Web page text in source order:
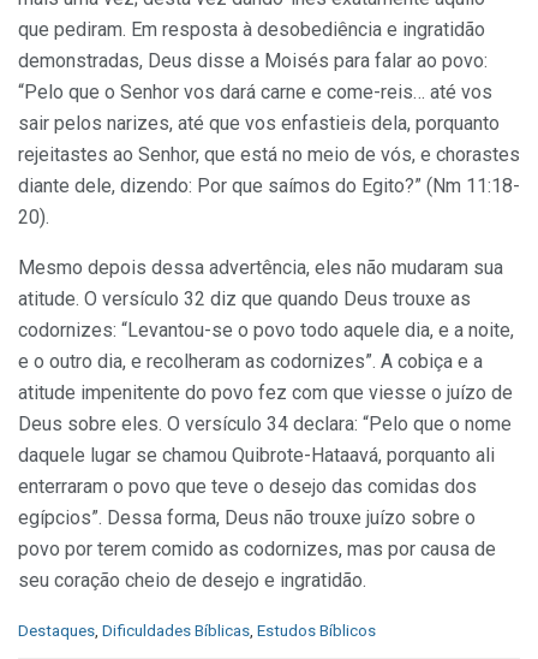
que pediram. Em resposta à desobediência e ingratidão
demonstradas, Deus disse a Moisés para falar ao povo:
“Pelo que o Senhor vos dará carne e come-reis… até vos
sair pelos narizes, até que vos enfastieis dela, porquanto
rejeitastes ao Senhor, que está no meio de vós, e chorastes
diante dele, dizendo: Por que saímos do Egito?” (Nm 11:18-
20).
Mesmo depois dessa advertência, eles não mudaram sua
atitude. O versículo 32 diz que quando Deus trouxe as
codornizes: “Levantou-se o povo todo aquele dia, e a noite,
e o outro dia, e recolheram as codornizes”. A cobiça e a
atitude impenitente do povo fez com que viesse o juízo de
Deus sobre eles. O versículo 34 declara: “Pelo que o nome
daquele lugar se chamou Quibrote-Hataavá, porquanto ali
enterraram o povo que teve o desejo das comidas dos
egípcios”. Dessa forma, Deus não trouxe juízo sobre o
povo por terem comido as codornizes, mas por causa de
seu coração cheio de desejo e ingratidão.
C
Destaques Dificuldades Bíblicas Estudos Bíblicos